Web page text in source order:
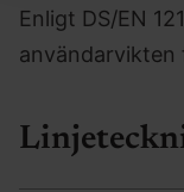
Enligt DS/EN
användarvikten